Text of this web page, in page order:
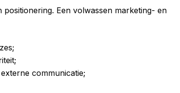
Een volwassen marketing- en
communicatie;